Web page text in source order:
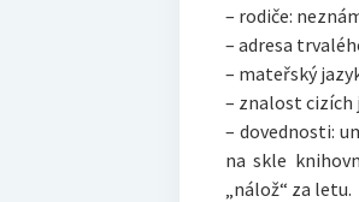
– rodiče:
– adresa
– mateřský
– znalost cizích
– dovednosti:
na skle
„nálož“ za letu.